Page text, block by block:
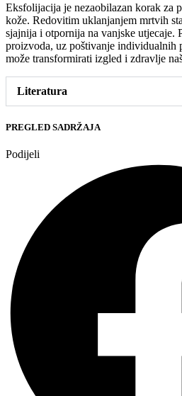
Eksfolijacija je nezaobilazan korak za
kože. Redovitim uklanjanjem mrtvih
sjajnija i otpornija na vanjske utjecaje.
proizvoda, uz poštivanje individualnih
može transformirati izgled i zdravlje
Literatura
PREGLED SADRŽAJA
Podijeli